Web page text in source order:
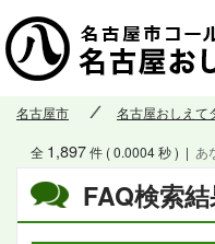
名古屋市 名古屋おしえて
FAQ検索結
全 1,897件 ( 0.0004 秒 ) | あ